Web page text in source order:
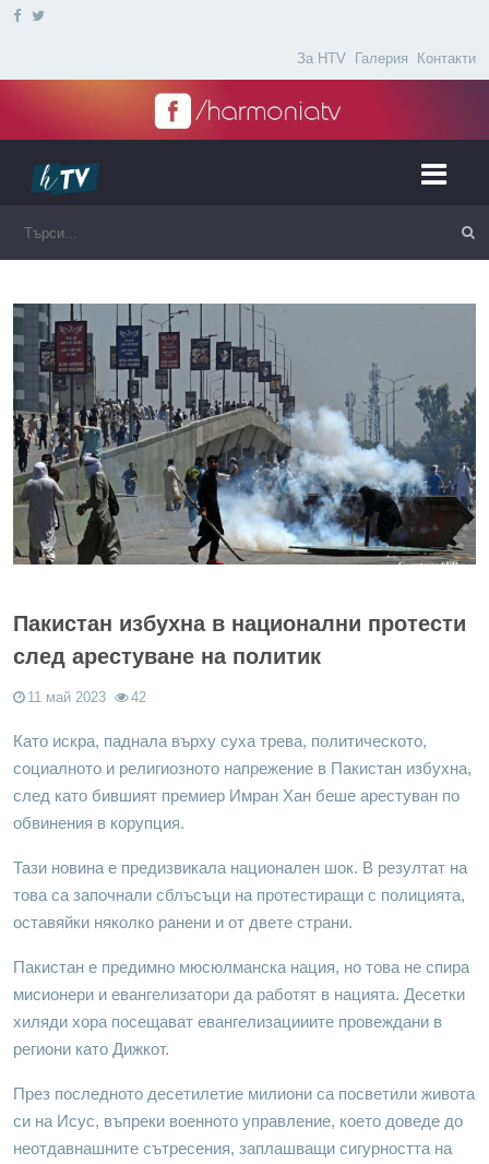
За HTV Галерия Контакти
Пакистан избухна в национални протести
след арестуване на политик
11 май 2023 42
Като искра, паднала върху суха трева, политическото,
социалното и религиозното напрежение в Пакистан избухна,
след като бившият премиер Имран Хан беше арестуван по
обвинения в корупция.
Тази новина е предизвикала национален шок. В резултат на
това са започнали сблъсъци на протестиращи с полицията,
оставяйки няколко ранени и от двете страни.
Пакистан е предимно мюсюлманска нация, но това не спира
мисионери и евангелизатори да работят в нацията. Десетки
хиляди хора посещават евангелизацииите провеждани в
региони като Дижкот.
През последното десетилетие милиони са посветили живота
си на Исус, въпреки военното управление, което доведе до
неотдавнашните сътресения, заплашващи сигурността на